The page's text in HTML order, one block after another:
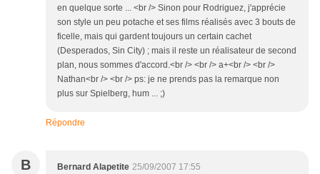
en quelque sorte ... <br /> Sinon pour Rodriguez, j'apprécie
son style un peu potache et ses films réalisés avec 3 bouts de
ficelle, mais qui gardent toujours un certain cachet
(Desperados, Sin City) ; mais il reste un réalisateur de second
plan, nous sommes d'accord.<br /> <br /> a+<br /> <br />
Nathan<br /> <br /> ps: je ne prends pas la remarque non
plus sur Spielberg, hum ... ;)
Répondre
B Bernard Alapetite 25/09/2007 17:55